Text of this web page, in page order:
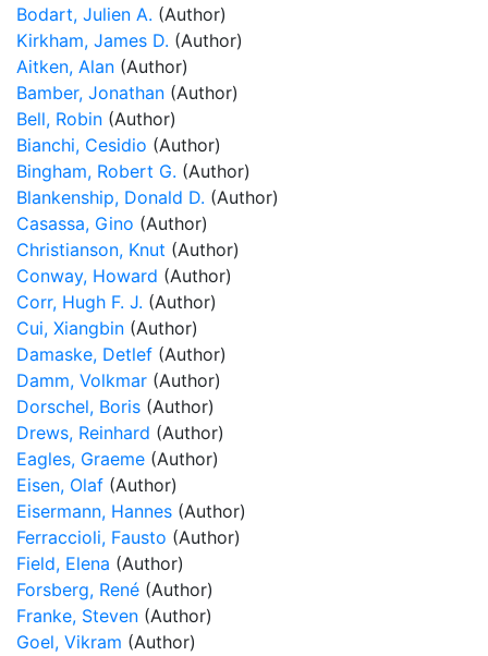
Bodart, Julien A. (Author)
Kirkham, James D. (Author)
Aitken, Alan (Author)
Bamber, Jonathan (Author)
Bell, Robin (Author)
Bianchi, Cesidio (Author)
Bingham, Robert G. (Author)
Blankenship, Donald D. (Author)
Casassa, Gino (Author)
Christianson, Knut (Author)
Conway, Howard (Author)
Corr, Hugh F. J. (Author)
Cui, Xiangbin (Author)
Damaske, Detlef (Author)
Damm, Volkmar (Author)
Dorschel, Boris (Author)
Drews, Reinhard (Author)
Eagles, Graeme (Author)
Eisen, Olaf (Author)
Eisermann, Hannes (Author)
Ferraccioli, Fausto (Author)
Field, Elena (Author)
Forsberg, René (Author)
Franke, Steven (Author)
Goel, Vikram (Author)